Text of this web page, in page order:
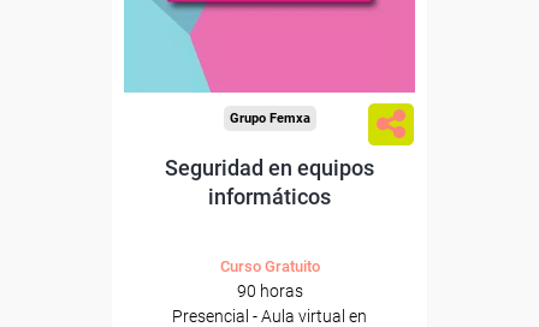
Grupo Femxa
Seguridad en equipos
informáticos
Curso Gratuito
90 horas
Presencial - Aula virtual en